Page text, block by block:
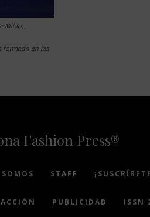
Milán.
formado en las
Fashion Press®
STAFF
PUBLICIDAD ISSN